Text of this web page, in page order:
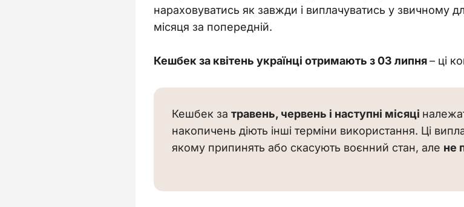
нараховуватись як завжди і виплачуватись у звичному
місяця за попередній.
Кешбек за квітень українці отримають з 03 липня – ці
Кешбек за травень, червень і наступні місяці
накопичень діють інші терміни використання. Ці
якому припинять або скасують воєнний стан, але не